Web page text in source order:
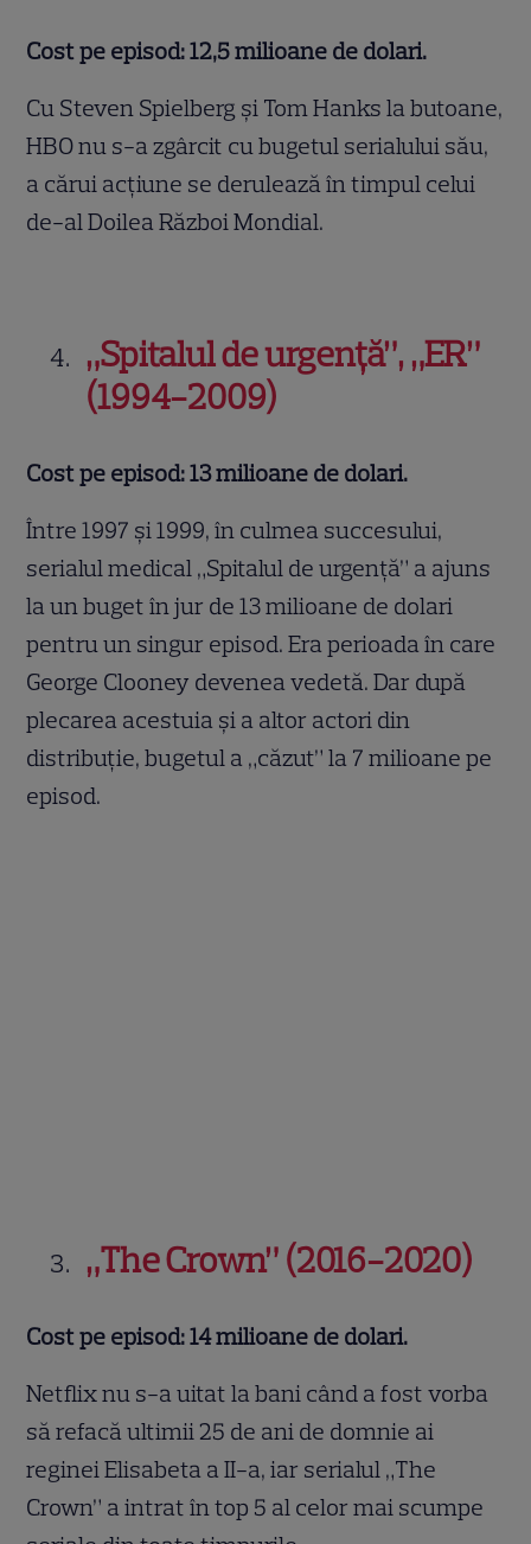
Cost pe episod: 12,5milioane de dolari.
Cu Steven Spielberg și Tom Hanks la butoane,
HBO nu s-a zgârcit cu bugetul serialului său,
a cărui acțiune se derulează în timpul celui
de-al Doilea Război Mondial.
„Spitalul de urgenţă”, „ER”
(1994-2009)
Cost pe episod: 13 milioane de dolari.
Între 1997 și 1999, în culmea succesului,
serialul medical „Spitalul de urgenţă” a ajuns
la un buget în jur de 13 milioane de dolari
pentru un singur episod. Era perioada în care
George Clooney devenea vedetă. Dar după
plecarea acestuia și a altor actori din
distribuție, bugetul a „căzut” la 7 milioane pe
episod.
„The Crown” (2016-2020)
Cost pe episod: 14 milioane de dolari.
Netflix nu s-a uitat la bani când a fost vorba
să refacă ultimii 25 de ani de domnie ai
reginei Elisabeta a II-a, iar serialul „The
Crown” a intrat în top 5 al celor mai scumpe